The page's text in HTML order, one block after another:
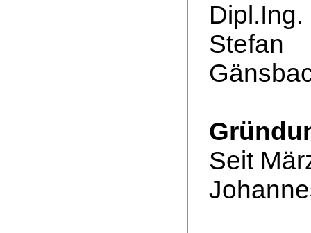
Dipl.Ing.
Stefan
Seit